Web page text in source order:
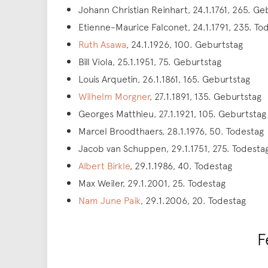
Johann Christian Reinhart, 24.1.1761, 265.
Etienne-Maurice Falconet, 24.1.1791, 235.
Ruth Asawa, 24.1.1926, 100. Geburtstag
Bill Viola, 25.1.1951, 75. Geburtstag
Louis Arquetin, 26.1.1861, 165. Geburtstag
Wilhelm Morgner, 27.1.1891, 135. Geburtstag
Georges Matthieu, 27.1.1921, 105. Geburtstag
Marcel Broodthaers, 28.1.1976, 50. Todestag
Jacob van Schuppen, 29.1.1751, 275.
Albert Birkle, 29.1.1986, 40. Todestag
Max Weiler, 29.1.2001, 25. Todestag
Nam June Paik, 29.1.2006, 20. Todestag